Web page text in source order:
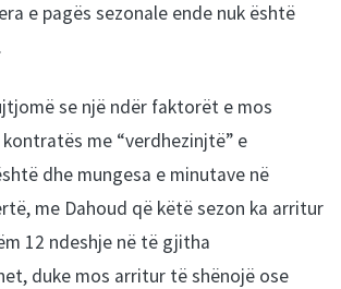
e pagës sezonale ende nuk është
se një ndër faktorët e mos
me “verdhezinjtë” e
dhe mungesa e minutave në
me Dahoud që këtë sezon ka arritur
12 ndeshje në të gjitha
duke mos arritur të shënojë ose